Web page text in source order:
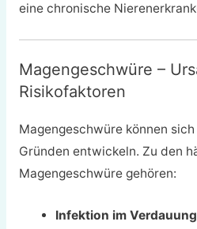
eine chronische
Magengeschwüre –
Risikofaktoren
Magengeschwüre können
Gründen entwickeln. Zu den
Magengeschwüre gehören:
Infektion im